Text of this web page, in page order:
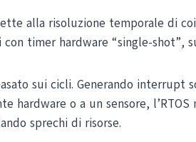
alla risoluzione temporale di
timer hardware “single-shot”,
sui cicli. Generando interrupt
hardware o a un sensore,
sprechi di risorse.